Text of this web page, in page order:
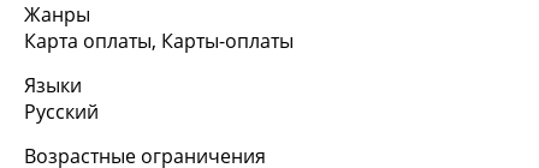
Жанры
Карта оплаты, Карты-оплаты
Языки
Русский
Возрастные ограничения